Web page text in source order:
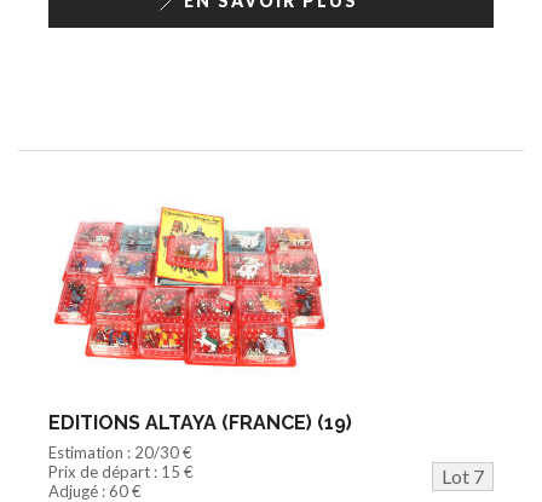
EDITIONS ALTAYA (FRANCE) (19)
Estimation : 20/30 €
Prix de départ : 15 €
Lot 7
Adjugé : 60 €